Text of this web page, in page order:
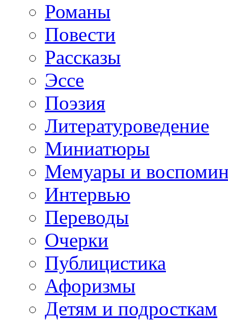
Романы
Повести
Рассказы
Эссе
Поэзия
Литературоведение
Миниатюры
Мемуары и
Интервью
Переводы
Очерки
Публицистика
Афоризмы
Детям и подросткам